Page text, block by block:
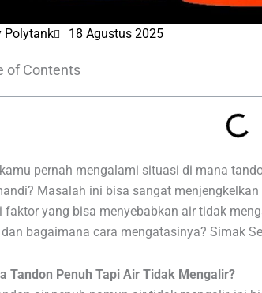
Polytank 18 Agustus 2025
of Contents
pernah mengalami situasi di mana
Masalah ini bisa sangat
faktor yang bisa menyebabkan air tidak
bagaimana cara mengatasinya? Simak
Tandon Penuh Tapi Air Tidak Mengalir?